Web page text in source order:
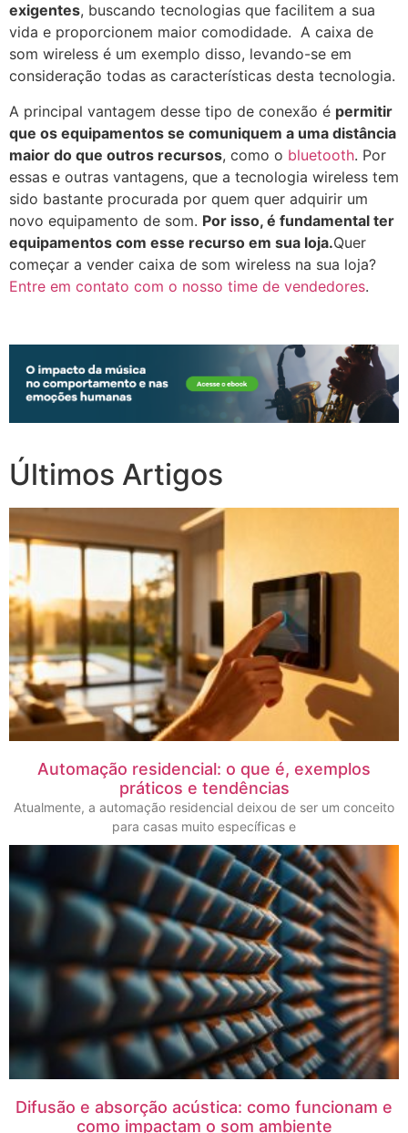
exigentes, buscando tecnologias que facilitem a sua
vida e proporcionem maior comodidade. A caixa de
som wireless é um exemplo disso, levando-se em
consideração todas as características desta tecnologia.
A principal vantagem desse tipo de conexão é permitir
que os equipamentos se comuniquem a uma distância
maior do que outros recursos, como o bluetooth. Por
essas e outras vantagens, que a tecnologia wireless tem
sido bastante procurada por quem quer adquirir um
novo equipamento de som. Por isso, é fundamental ter
equipamentos com esse recurso em sua loja.Quer
começar a vender caixa de som wireless na sua loja?
Entre em contato com o nosso time de vendedores.
Últimos Artigos
Automação residencial: o que é, exemplos
práticos e tendências
Atualmente, a automação residencial deixou de ser um conceito
para casas muito específicas e
Difusão e absorção acústica: como funcionam e
como impactam o som ambiente